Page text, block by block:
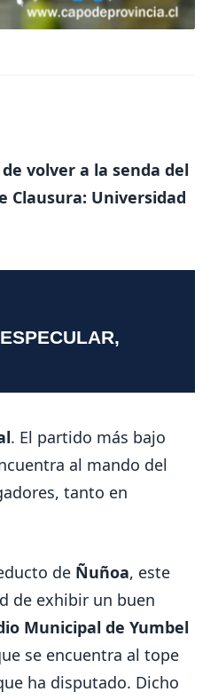
volver a la senda del
Clausura: Universidad
. El partido más bajo
al mando del
tanto en
de Ñuñoa, este
de exhibir un buen
Municipal de Yumbel
se encuentra al tope
ha disputado. Dicho